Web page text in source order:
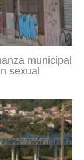
municipal
sexual